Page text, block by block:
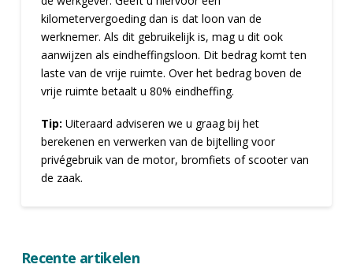
kilometervergoeding dan is dat loon van de
werknemer. Als dit gebruikelijk is, mag u dit ook
aanwijzen als eindheffingsloon. Dit bedrag komt ten
laste van de vrije ruimte. Over het bedrag boven de
vrije ruimte betaalt u 80% eindheffing.
Tip: Uiteraard adviseren we u graag bij het
berekenen en verwerken van de bijtelling voor
privégebruik van de motor, bromfiets of scooter van
de zaak.
Recente artikelen